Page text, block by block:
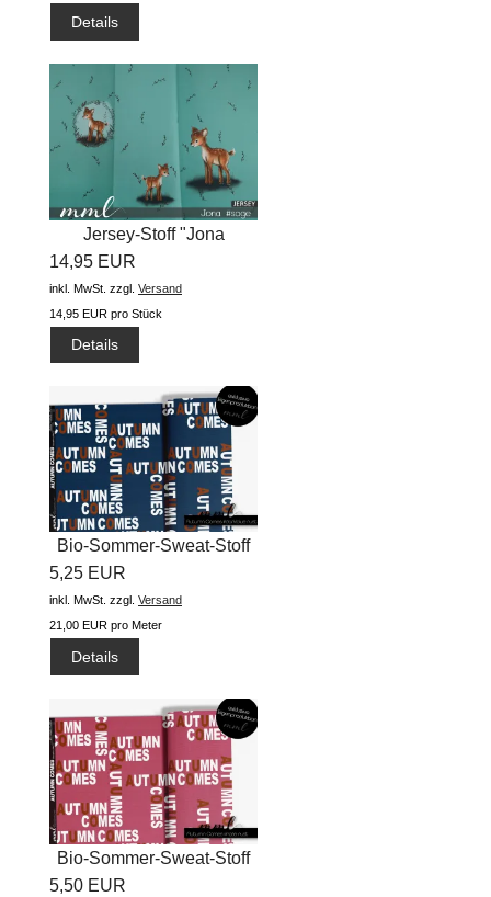
Details
Jersey-Stoff "Jona
#sage"...
14,95 EUR
inkl. MwSt. zzgl. Versand
14,95 EUR pro Stück
Details
Bio-Sommer-Sweat-Stoff
"Autumn...
5,25 EUR
inkl. MwSt. zzgl. Versand
21,00 EUR pro Meter
Details
Bio-Sommer-Sweat-Stoff
"Autumn...
5,50 EUR